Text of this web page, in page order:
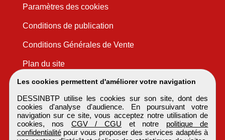
Les cookies permettent d'améliorer votre navigation
DESSINBTP utilise les cookies sur son site, dont des
cookies d'analyse d'audience. En poursuivant votre
navigation sur ce site, vous acceptez notre utilisation de
cookies, nos CGV / CGU et notre politique de
confidentialitépour vous proposer des services adaptés à
Paramètres des cookies
Conditions de publication
Conditions Générales de Vente
Plan du site